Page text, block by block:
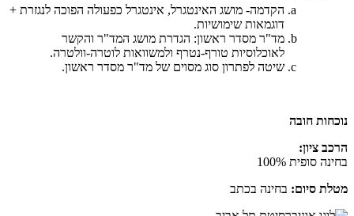
הקדמה- מושג האינטגרל, אינטגרל כפעולה הפוכה לנגזרת +
דוגמאות שימושיות.
מד"ר מסדר ראשון: הגדרת מושג המד"ר והקשר
לאוכלוסיות טורף-נטרף ולמשוואות לוטרה-וולטרה.
שיטה לפתרון סוג מסוים של מד"ר מסדר ראשון.
נוכחות חובה
הרכב ציון:
בחינה סופית 100%
מטלת סיום: בחינה בכתב